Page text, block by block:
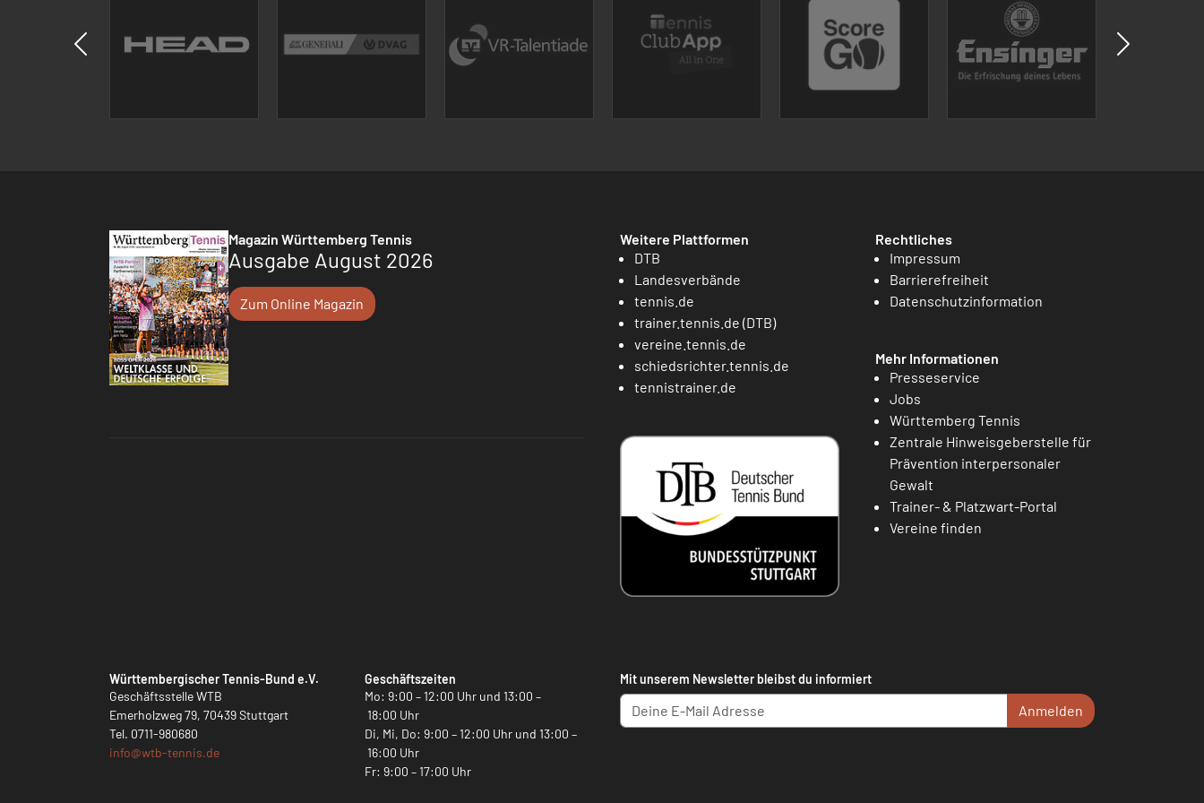
Magazin Württemberg Tennis
Ausgabe August 2026
Zum Online Magazin
Weitere Plattformen
DTB
Landesverbände
tennis.de
trainer.tennis.de (DTB)
vereine.tennis.de
schiedsrichter.tennis.de
tennistrainer.de
Rechtliches
Impressum
Barrierefreiheit
Datenschutzinformation
Mehr Informationen
Presseservice
Jobs
Württemberg Tennis
Zentrale Hinweisgeberstelle für
Prävention interpersonaler
Gewalt
Trainer- & Platzwart-Portal
Vereine finden
Württembergischer Tennis-Bund e.V.
Geschäftsstelle WTB
Emerholzweg 79, 70439 Stuttgart
Tel. 0711-980680
info@wtb-tennis.de
Geschäftszeiten
Mo: 9:00 – 12:00 Uhr und 13:00 –
18:00 Uhr
Di, Mi, Do: 9:00 – 12:00 Uhr und 13:00 –
16:00 Uhr
Fr: 9:00 – 17:00 Uhr
Mit unserem Newsletter bleibst du informiert
Anmelden